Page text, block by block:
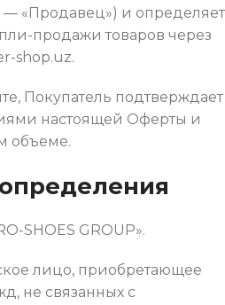
— «Продавец») и определяет
продажи товаров через
shop.uz.
Покупатель подтверждает
настоящей Оферты и
объеме.
SHOES GROUP».
лицо, приобретающее
не связанных с